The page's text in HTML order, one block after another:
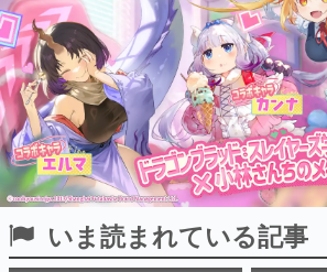
ピックアップ
いま読まれている記事